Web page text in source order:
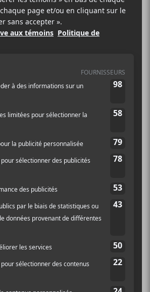
Once in a Blue Moon
année de suite,
pour mettre en lumière
de l’île de
se déroulera
au Ministère à
une sélection d’artistes
dans le processus d’affiner leur
à être reconnus par le public et
une visibilité plus large.
DEEZY, Neimo, Faire Les
livreront une performance de
du Ministère et DJ IBRA ainsi
de les faire danser. Les
ici.